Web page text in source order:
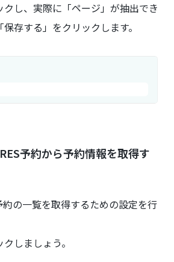
クし、実際に「ページ」が抽出でき
存する」をクリックします。
予約から予約情報を取得す
約の一覧を取得するための設定を行
しましょう。